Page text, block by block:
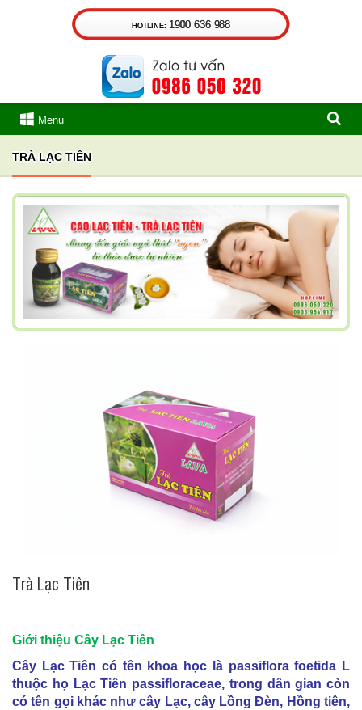
HOTLINE: 1900 636 988
Menu
TRÀ LẠC TIÊN
Trà Lạc Tiên
Giới thiệu Cây Lạc Tiên
Cây Lạc Tiên có tên khoa học là passiflora foetida L
thuộc họ Lạc Tiên passifloraceae, trong dân gian còn
có tên gọi khác như cây Lạc, cây Lồng Đèn, Hồng tiên,